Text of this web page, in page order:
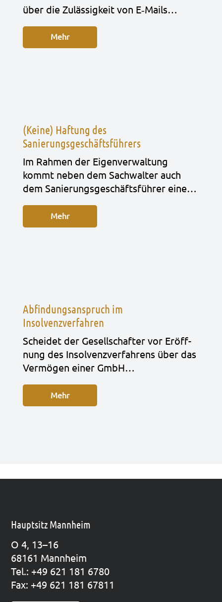
über die Zuläs­sig­keit von E‑Mails…
Mehr
(Keine) Haftung des
Sanierungsgeschäftsführers
Im Rah­men der Eigen­ver­wal­tung
kommt neben dem Sach­wal­ter auch
dem Sanie­rungs­ge­schäfts­füh­rer eine…
Mehr
Abfindungsanspruch im
Insolvenzverfahren
Schei­det der Gesell­schaf­ter vor Eröff­
nung des Insol­venz­ver­fah­rens über das
Ver­mö­gen einer GmbH…
Mehr
Hauptsitz Mannheim
O 4, 13–16
68161 Mann­heim
Tel.: +49 621 181 6780
Fax: +49 621 181 67811